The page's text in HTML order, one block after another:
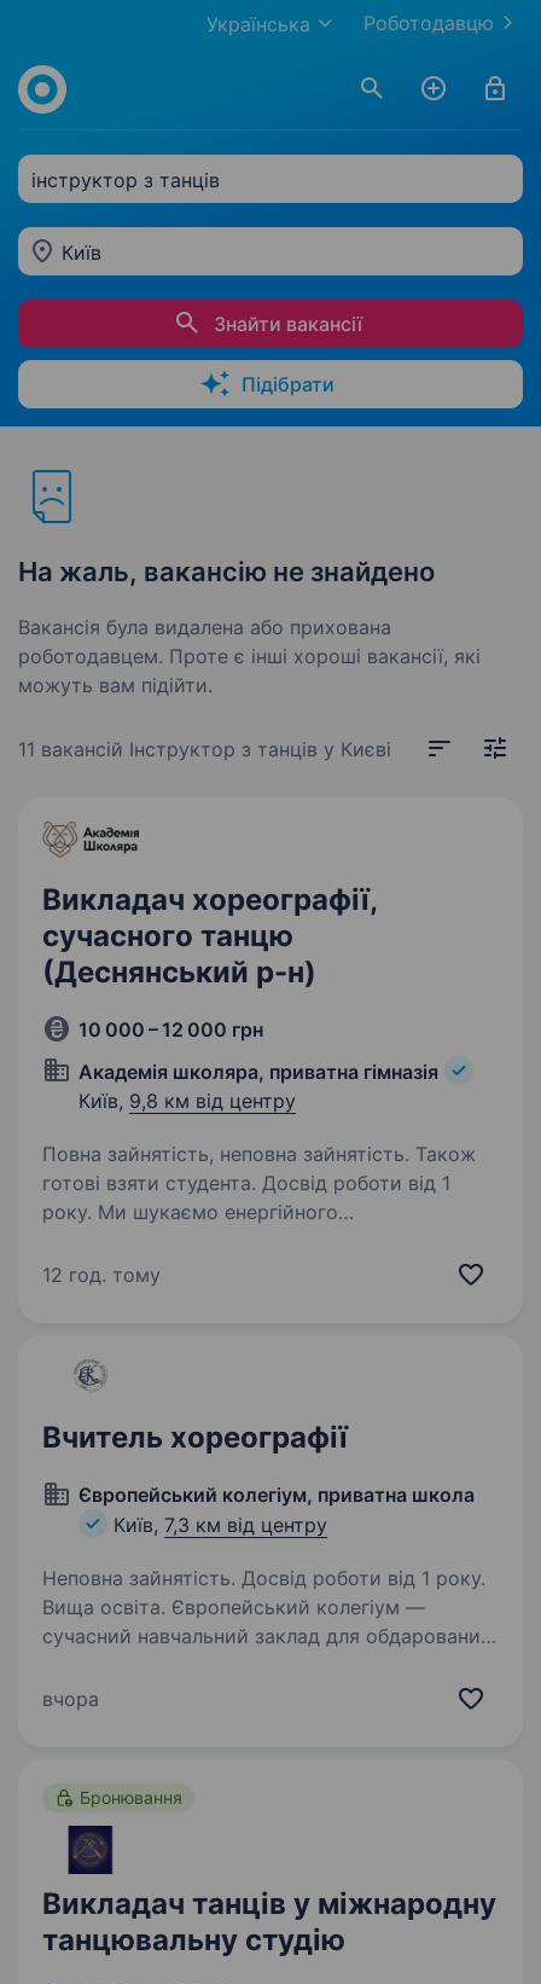
Роботодавцю
Українська
інструктор з танців
Київ
Знайти вакансії
Підібрати
На жаль, вакансію не знайдено
Вакансія була видалена або прихована
роботодавцем. Проте є інші хороші вакансії, які
можуть вам підійти.
11 вакансій Інструктор з танців у Києві
Викладач хореографії,
сучасного танцю
(Деснянський р-н)
10 000 – 12 000 грн
Академія школяра, приватна гімназія
Київ, 9,8 км від центру
Повна зайнятість, неповна зайнятість. Також
готові взяти студента. Досвід роботи від 1
року. Ми шукаємо енергійного
спеціаліста у сучасному танці, для роботи
12 год. тому
Вчитель хореографії
Європейський колегіум, приватна школа
Київ, 7,3 км від центру
Неповна зайнятість. Досвід роботи від 1 року.
Вища освіта. Європейський колегіум —
сучасний навчальний заклад для обдарованих
до списку найінноваційніших шкіл світу
вчора
Бронювання
Викладач танців у міжнародну
танцювальну студію